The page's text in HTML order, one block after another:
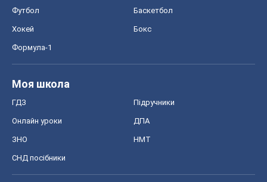
Футбол Баскетбол
Хокей Бокс
Формула-1
Моя школа
ГДЗ Підручники
Онлайн уроки ДПА
ЗНО НМТ
СНД посібники